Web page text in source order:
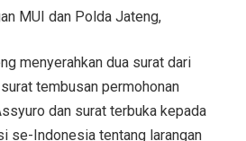
MUI dan Polda Jateng,
menyerahkan dua surat dari
tembusan permohonan
dan surat terbuka kepada
se-Indonesia tentang larangan